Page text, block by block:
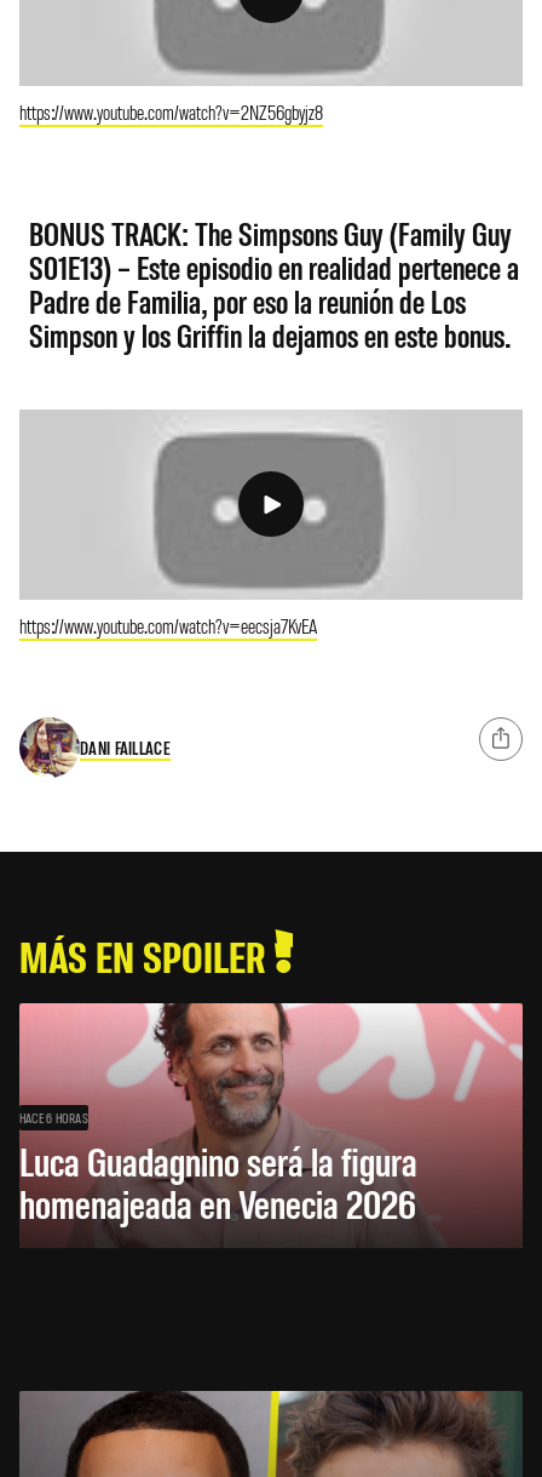
https://www.youtube.com/watch?v=2NZ56gbyjz8
BONUS TRACK: The Simpsons Guy (Family Guy
S01E13) – Este episodio en realidad pertenece a
Padre de Familia, por eso la reunión de Los
Simpson y los Griffin la dejamos en este bonus.
https://www.youtube.com/watch?v=eecsja7KvEA
DANI FAILLACE
MÁS EN SPOILER
HACE 6 HORAS
Luca Guadagnino será la figura
homenajeada en Venecia 2026